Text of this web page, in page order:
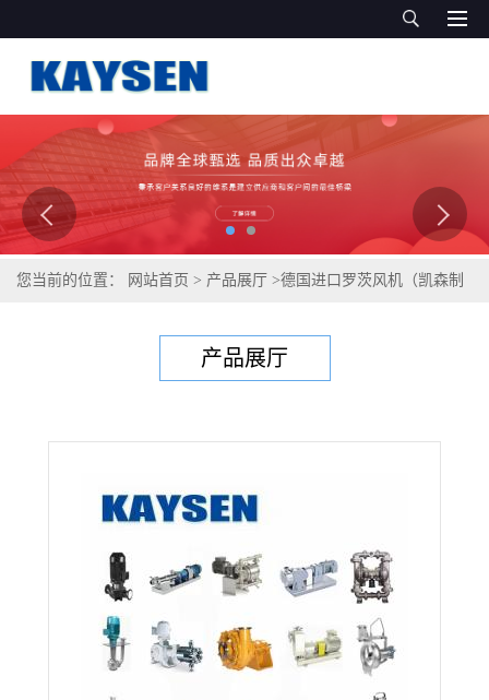
您当前的位置： 网站首页 > 产品展厅 >德国进口罗茨风机（凯森制
产品展厅